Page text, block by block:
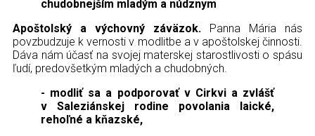
chudobnejším mladým a núdznym
Apoštolský a výchovný záväzok. Panna Mária nás
povzbudzuje k vernosti v modlitbe a v apoštolskej činnosti.
Dáva nám účasť na svojej materskej starostlivosti o spásu
ľudí, predovšetkým mladých a chudobných.
- modliť sa a podporovať v Cirkvi a zvlášť
v Saleziánskej rodine povolania laické,
rehoľné a kňazské,